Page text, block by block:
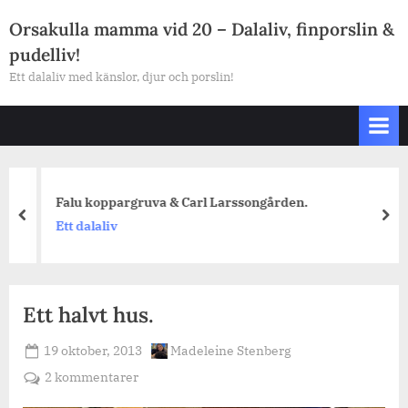
to
content
Orsakulla mamma vid 20 – Dalaliv, finporslin &
pudelliv!
Ett dalaliv med känslor, djur och porslin!
Falu koppargruva & Carl Larssongården.
Ett dalaliv
prev
Ett halvt hus.
Posted
on
19 oktober, 2013 By
Madeleine Stenberg
2 kommentarertill